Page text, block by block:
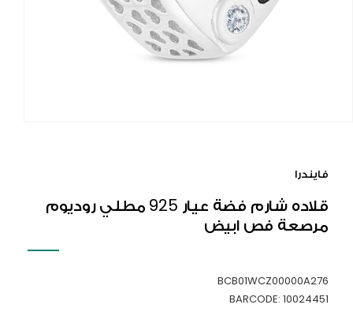
فايندرا
قلاده شارم فضة عيار 925 مطلي روديوم
مرصعة فص ابيض
BCB01WCZ00000A276
BARCODE: 10024451